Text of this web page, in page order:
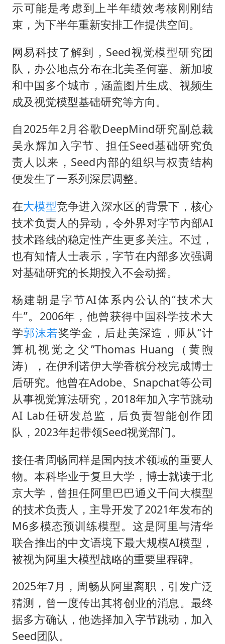
示可能是考虑到上半年绩效考核刚刚结
束，为下半年重新安排工作提供空间。
网易科技了解到，Seed视觉模型研究团
队，办公地点分布在北美圣何塞、新加坡
和中国多个城市，涵盖图片生成、视频生
成及视觉模型基础研究等方向。
自2025年2月谷歌DeepMind研究副总裁
吴永辉加入字节、担任Seed基础研究负
责人以来，Seed内部的组织与权责结构
便发生了一系列深层调整。
在大模型竞争进入深水区的背景下，核心
技术负责人的异动，令外界对字节内部AI
技术路线的稳定性产生更多关注。不过，
也有知情人士表示，字节在内部多次强调
对基础研究的长期投入不会动摇。
杨建朝是字节AI体系内公认的“技术大
牛”。2006年，他曾获得中国科学技术大
学郭沫若奖学金，后赴美深造，师从“计
算机视觉之父”Thomas Huang（黄煦
涛），在伊利诺伊大学香槟分校完成博士
后研究。他曾在Adobe、Snapchat等公司
从事视觉算法研究，2018年加入字节跳动
AI Lab任研发总监，后负责智能创作团
队，2023年起带领Seed视觉部门。
接任者周畅同样是国内技术领域的重要人
物。本科毕业于复旦大学，博士就读于北
京大学，曾担任阿里巴巴通义千问大模型
的技术负责人，主导开发了2021年发布的
M6多模态预训练模型。这是阿里与清华
联合推出的中文语境下最大规模AI模型，
被视为阿里大模型战略的重要里程碑。
2025年7月，周畅从阿里离职，引发广泛
猜测，曾一度传出其将创业的消息。最终
据多方确认，他选择加入字节跳动，加入
Seed团队。